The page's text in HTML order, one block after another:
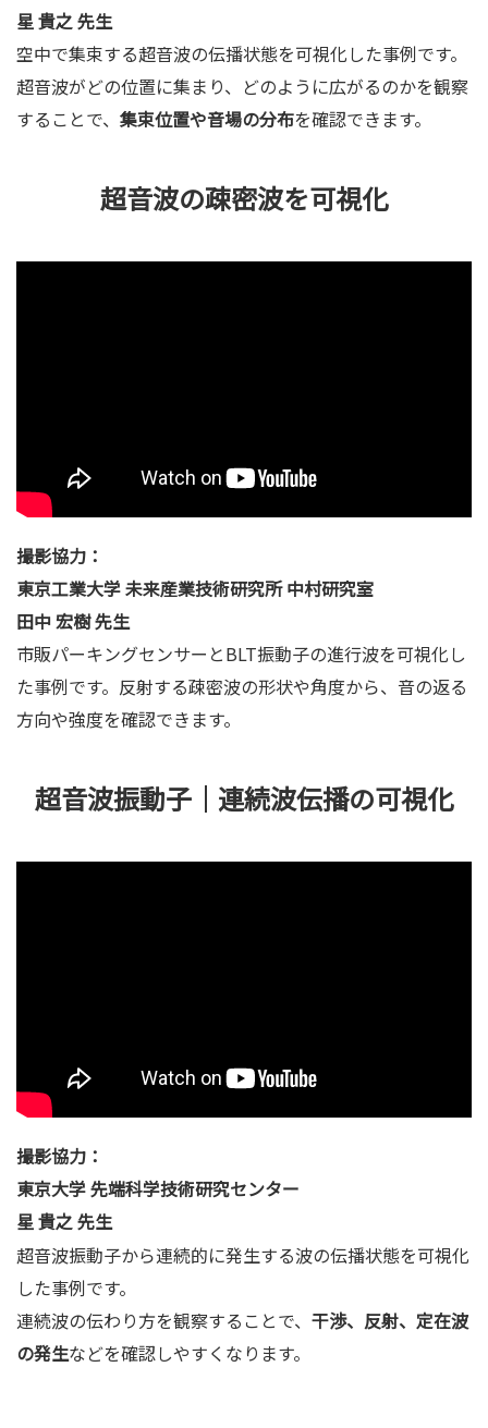
星 貴之 先生
空中で集束する超音波の伝播状態を可視化した事例です。
超音波がどの位置に集まり、どのように広がるのかを観察
することで、 集束位置や音場の分布を確認できます。
超音波の疎密波を可視化
撮影協力：
東京工業大学 未来産業技術研究所 中村研究室
田中 宏樹 先生
市販パーキングセンサーとBLT振動子の進行波を可視化し
た事例です。反射する疎密波の形状や角度から、音の返る
方向や強度を確認できます。
超音波振動子｜連続波伝播の可視化
撮影協力：
東京大学 先端科学技術研究センター
星 貴之 先生
超音波振動子から連続的に発生する波の伝播状態を可視化
した事例です。
連続波の伝わり方を観察することで、 干渉、反射、定在波
の発生などを確認しやすくなります。